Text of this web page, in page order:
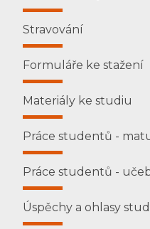
Stravování
Formuláře ke stažení
Materiály ke studiu
Práce studentů -
Práce studentů -
Úspěchy a ohlasy